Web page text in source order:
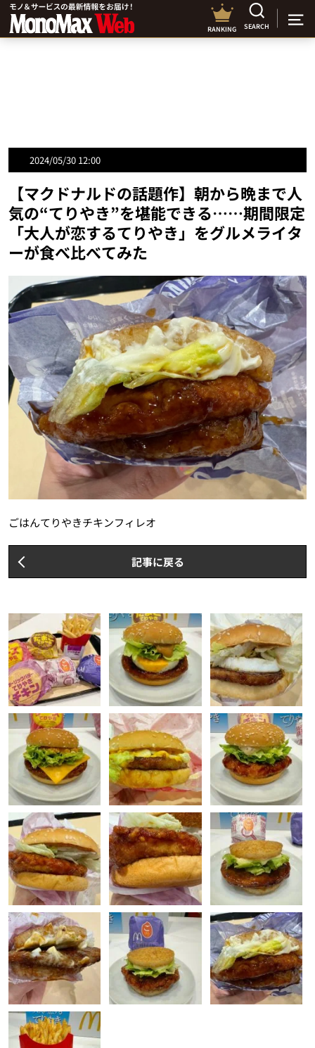
RANKING SEARCH
2024/05/30 12:00
【マクドナルドの話題作】朝から晩まで人
気の“てりやき”を堪能できる……期間限定
「大人が恋するてりやき」をグルメライタ
ーが食べ比べてみた
ごはんてりやきチキンフィレオ
記事に戻る